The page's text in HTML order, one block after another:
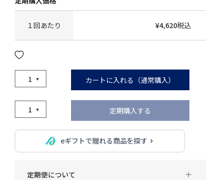
１回あたり ¥4,620税込
カートに入れる（通常購入）
定期購入する
eギフトで贈れる商品を探す
定期便について